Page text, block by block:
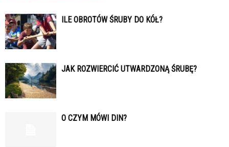
ILE OBROTÓW ŚRUBY DO KÓŁ?
JAK ROZWIERCIĆ UTWARDZONĄ ŚRUBĘ?
O CZYM MÓWI DIN?